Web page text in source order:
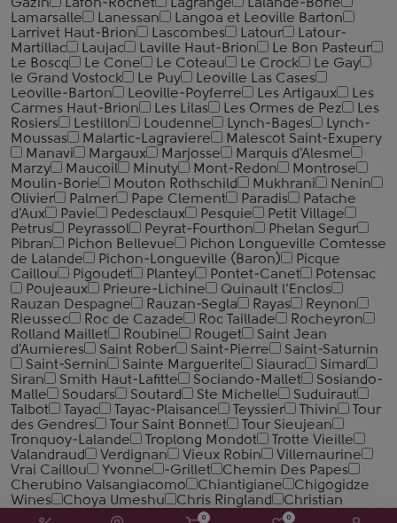
0 0
Gazin
Lafon-Rochet Lagrange
Lalande-Borie
Lamarsalle
Lanessan
Langoa et Leoville Barton
Larrivet Haut-Brion
Lascombes Latour
Latour-
Martillac
Laujac Laville Haut-Brion
Le Bon Pasteur
Le Boscq
Le Cone Le Coteau Le Crock
Le Gay
le Grand Vostock
Le Puy
Leoville Las Cases
Leoville-Barton
Leoville-Poyferre Les Artigaux
Les
Carmes Haut-Brion
Les Lilas Les Ormes de Pez
Les
Rosiers
Lestillon Loudenne Lynch-Bages
Lynch-
Moussas
Malartic-Lagraviere
Malescot Saint-Exupery
Manavi
Margaux Marjosse
Marquis d'Alesme
Marzy
Maucoil Minuty Mont-Redon
Montrose
Moulin-Borie
Mouton Rothschild Mukhrani
Nenin
Olivier
Palmer Pape Clement Paradis
Patache
d'Aux
Pavie Pedesclaux Pesquie
Petit Village
Petrus
Peyrassol Peyrat-Fourthon
Phelan Segur
Pibran
Pichon Bellevue
Pichon Longueville Comtesse
de Lalande
Pichon-Longueville (Baron)
Picque
Сaillou
Pigoudet Plantey Pontet-Canet
Potensac
Poujeaux
Prieure-Lichine
Quinault l’Enclos
Rauzan Despagne
Rauzan-Segla Rayas
Reynon
Rieussec
Roc de Cazade Roc Taillade
Rocheyron
Rolland Maillet
Roubine Rouget
Saint Jean
d'Aumieres
Saint Rober Saint-Pierre
Saint-Saturnin
Saint-Sernin
Sainte Marguerite Siaurac
Simard
Siran
Smith Haut-Lafitte Sociando-Mallet
Sosiando-
Malle
Soudars Soutard Ste Michelle
Suduiraut
Talbot
Tayac Tayac-Plaisance Teyssier Thivin
Tour
des Gendres
Tour Saint Bonnet
Tour Sieujean
Tronquoy-Lalande
Troplong Mondot
Trotte Vieille
Valandraud
Verdignan Vieux Robin
Villemaurine
Vrai Caillou
Yvonne -Grillet
Chemin Des Papes
Cherubino Valsangiacomo
Chiantigiane
Chigogidze
Wines
Choya Umeshu Chris Ringland
Christian
Clerget
Christoph Hoch Churchill's CIAVG Cielo e